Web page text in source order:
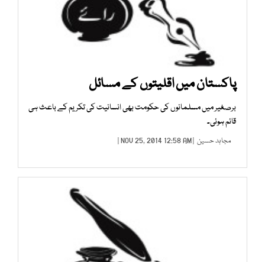
پاکستان میں اقلیتوں کے مسائل
برصغیر میں مسلمانوں کی حکومت بھی انسانیت کی تکریم کے باعث ہی
قائم ہوئی۔
مجاہد حسین | NOV 25, 2014 12:58 AM |